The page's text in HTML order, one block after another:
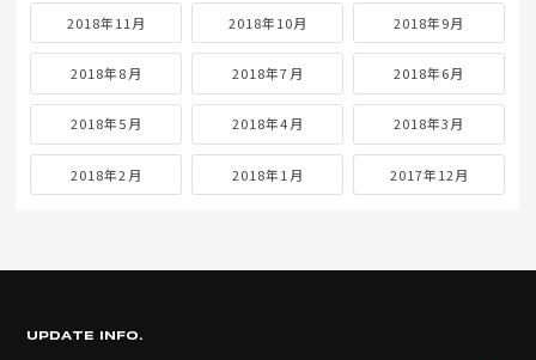
2018年11月 2018年10月 2018年9月
2018年8月 2018年7月 2018年6月
2018年5月 2018年4月 2018年3月
2018年2月 2018年1月 2017年12月
UPDATE INFO.